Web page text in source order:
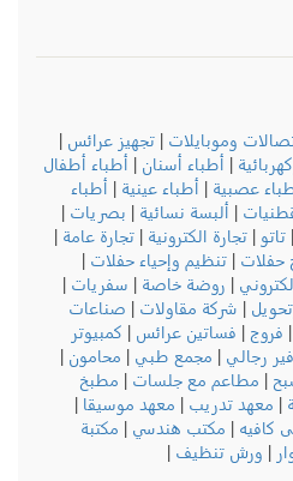
تجهيز عرائس|
|أطباء أطفال
|أطباء
|بصريات|
|تجارة عامة|
حفلات|
|سفريات|
| صناعات
|كمبيوتر
|محامون|
|مطبخ
موسيقا |
|مكتبة